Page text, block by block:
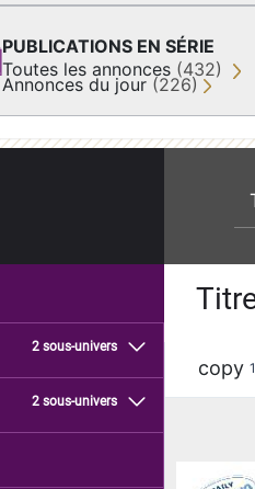
PUBLICATIONS EN SÉRIE
Toutes les annonces (432)
Annonces du jour (226)
2 sous-univers
2 sous-univers
copy